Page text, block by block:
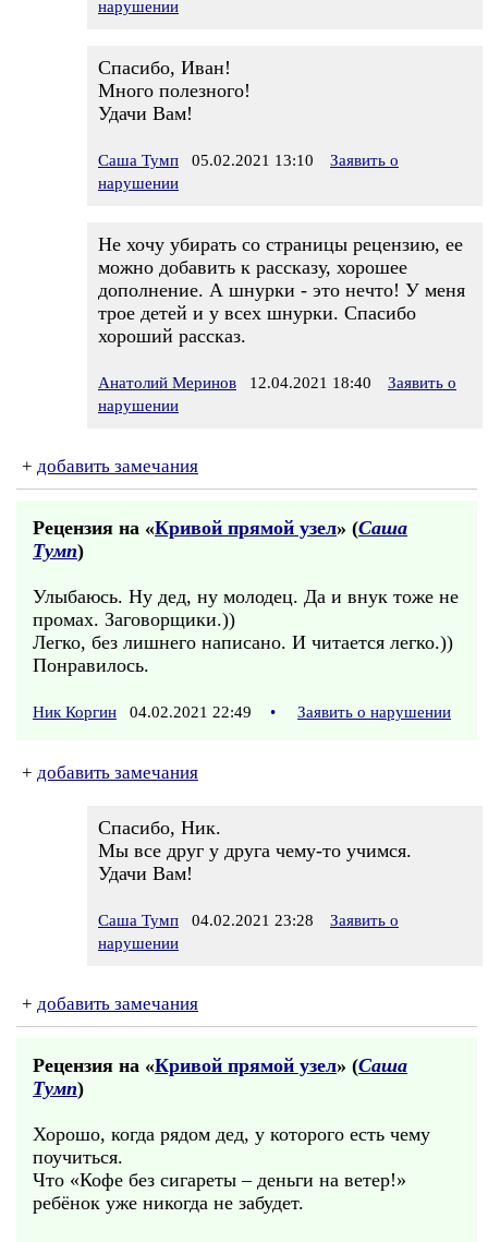
нарушении
Спасибо, Иван!
Много полезного!
Удачи Вам!
Саша Тумп 05.02.2021 13:10
Заявить о
нарушении
Не хочу убирать со страницы рецензию, ее
можно добавить к рассказу, хорошее
дополнение. А шнурки - это нечто! У меня
трое детей и у всех шнурки. Спасибо
хороший рассказ.
Анатолий Меринов 12.04.2021 18:40
Заявить о
нарушении
+ добавить замечания
Рецензия на «Кривой прямой узел» (Саша
Тумп)
Улыбаюсь. Ну дед, ну молодец. Да и внук тоже не
промах. Заговорщики.))
Легко, без лишнего написано. И читается легко.))
Понравилось.
Ник Коргин 04.02.2021 22:49 • Заявить о нарушении
+ добавить замечания
Спасибо, Ник.
Мы все друг у друга чему-то учимся.
Удачи Вам!
Саша Тумп 04.02.2021 23:28
Заявить о
нарушении
+ добавить замечания
Рецензия на «Кривой прямой узел» (Саша
Тумп)
Хорошо, когда рядом дед, у которого есть чему
поучиться.
Что «Кофе без сигареты – деньги на ветер!»
ребёнок уже никогда не забудет.